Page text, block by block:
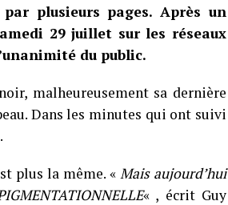
plusieurs pages. Après un
29 juillet sur les réseaux
du public.
malheureusement sa dernière
Dans les minutes qui ont suivi
plus la même. «Mais aujourd’hui
« , écrit Guy